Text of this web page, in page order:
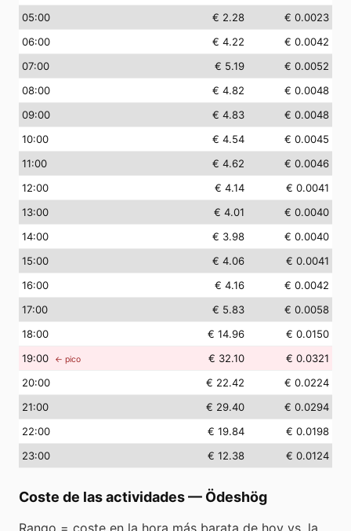
05:00 € 2.28
€ 0.0023
06:00 € 4.22
€ 0.0042
07:00 € 5.19
€ 0.0052
08:00 € 4.82
€ 0.0048
09:00 € 4.83
€ 0.0048
10:00 € 4.54
€ 0.0045
11:00 € 4.62
€ 0.0046
12:00 € 4.14
€ 0.0041
13:00 € 4.01
€ 0.0040
14:00 € 3.98
€ 0.0040
15:00 € 4.06
€ 0.0041
16:00 € 4.16
€ 0.0042
17:00 € 5.83
€ 0.0058
18:00 € 14.96
€ 0.0150
19:00 ← pico € 32.10
€ 0.0321
20:00 € 22.42
€ 0.0224
21:00 € 29.40
€ 0.0294
22:00 € 19.84
€ 0.0198
23:00 € 12.38 € 0.0124
Coste de las actividades— Ödeshög
Rango = coste en la hora más barata de hoy vs. la